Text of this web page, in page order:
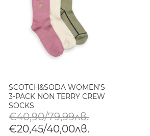
SCOTCH&SODA WOMEN'S
3-PACK NON TERRY CREW
SOCKS
€40,90/79,99лв.
€20,45/40,00лв.